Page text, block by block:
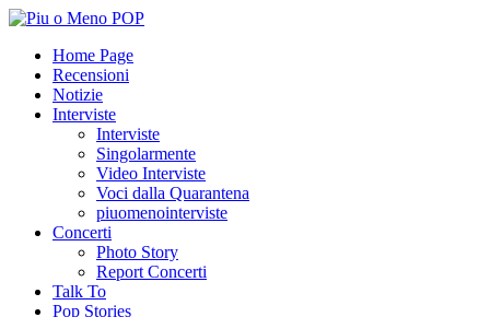
Home Page
Recensioni
Notizie
Interviste
Interviste
Singolarmente
Video Interviste
Voci dalla Quarantena
piuomenointerviste
Concerti
Photo Story
Report Concerti
Talk To
Pop Stories